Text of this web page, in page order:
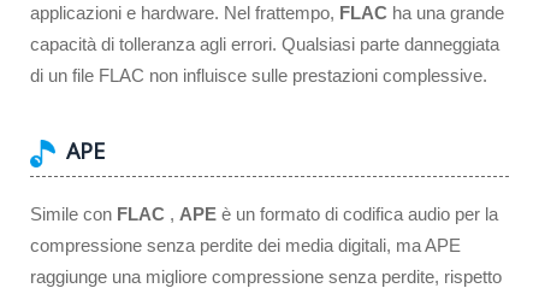
applicazioni e hardware. Nel frattempo, FLAC ha una grande
capacità di tolleranza agli errori. Qualsiasi parte danneggiata
di un file FLAC non influisce sulle prestazioni complessive.
APE
Simile con FLAC , APE è un formato di codifica audio per la
compressione senza perdite dei media digitali, ma APE
raggiunge una migliore compressione senza perdite, rispetto